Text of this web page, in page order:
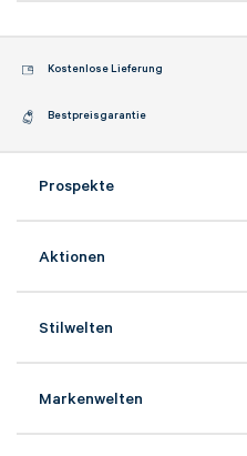
Kostenlose Lieferung
Bestpreisgarantie
Prospekte
Aktionen
Stilwelten
Markenwelten